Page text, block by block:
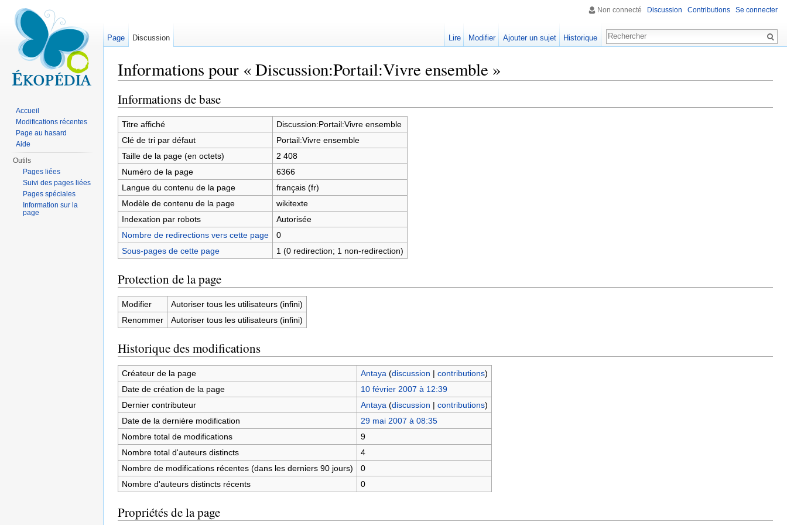
Informations pour « Discussion:Portail:Vivre ensemble »
Informations de base
Titre affiché
Discussion:Portail:Vivre ensemble
Clé de tri par défaut
Portail:Vivre ensemble
Taille de la page (en octets)
2 408
Numéro de la page
6366
Langue du contenu de la page
français (fr)
Modèle de contenu de la page
wikitexte
Indexation par robots
Autorisée
Nombre de redirections vers cette page
0
Sous-pages de cette page
1 (0 redirection; 1 non-redirection)
Protection de la page
Modifier
Autoriser tous les utilisateurs (infini)
Renommer
Autoriser tous les utilisateurs (infini)
Historique des modifications
Créateur de la page Antaya (discussion | contributions)
Date de création de la page
10 février 2007 à 12:39
Dernier contributeur
Antaya (discussion | contributions)
Date de la dernière modification
29 mai 2007 à 08:35
Nombre total de modifications
9
Nombre total d'auteurs distincts
4
Nombre de modifications récentes (dans les derniers 90 jours)
0
Nombre d'auteurs distincts récents
0
Propriétés de la page
Non connecté Discussion Contributions Se connecter
Page Discussion Lire Modifier Ajouter un sujet Historique
Accueil
Modifications récentes
Page au hasard
Aide
Outils
Pages liées
Suivi des pages liées
Pages spéciales
Information sur la
page